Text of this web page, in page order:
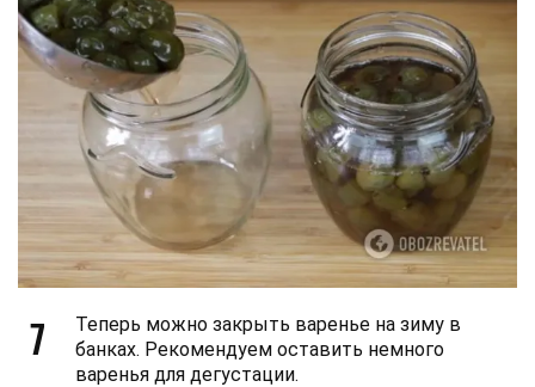
7
Теперь можно закрыть варенье на зиму в
банках. Рекомендуем оставить немного
варенья для дегустации.